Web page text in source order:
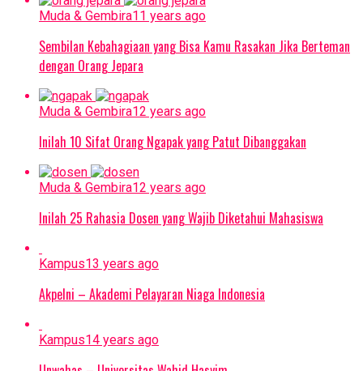
Muda & Gembira11 years ago
Sembilan Kebahagiaan yang Bisa Kamu Rasakan Jika Berteman
dengan Orang Jepara
Muda & Gembira12 years ago
Inilah 10 Sifat Orang Ngapak yang Patut Dibanggakan
Muda & Gembira12 years ago
Inilah 25 Rahasia Dosen yang Wajib Diketahui Mahasiswa
Kampus13 years ago
Akpelni – Akademi Pelayaran Niaga Indonesia
Kampus14 years ago